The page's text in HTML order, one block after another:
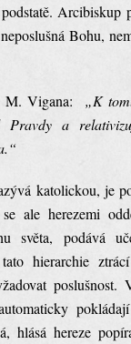
Arcibiskup
Bohu,
M. Vigana: „K
Pravdy a
katolickou, je
ale herezemi
světa, podává
hierarchie
poslušnost.
hlásá hereze